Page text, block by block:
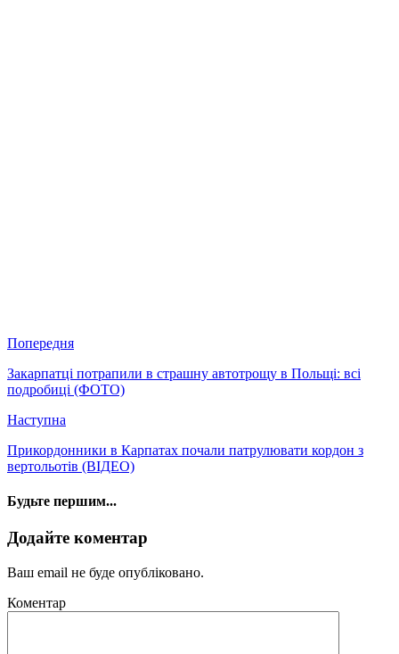
Попередня
Закарпатці потрапили в страшну автотрощу в Польщі: всі
подробиці (ФОТО)
Наступна
Прикордонники в Карпатах почали патрулювати кордон з
вертольотів (ВІДЕО)
Будьте першим...
Додайте коментар
Ваш email не буде опубліковано.
Коментар